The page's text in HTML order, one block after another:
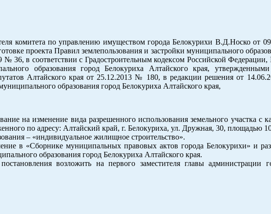
комитета по управлению имуществом города Белокурихи В.Д.Носко от
проекта Правил землепользования и застройки муниципального
№ 36, в соответствии с Градостроительным кодексом Российской
образования город Белокуриха Алтайского края,
Алтайского края от 25.12.2013 № 180, в редакции решения от
образования город Белокуриха Алтайского края,
на изменение вида разрешенного использования земельного участка с
по адресу: Алтайский край, г. Белокуриха, ул. Дружная, 30, площадью
– «индивидуальное жилищное строительство».
в «Сборнике муниципальных правовых актов города Белокурихи» и
образования город Белокуриха Алтайского края.
возложить на первого заместителя главы администрации